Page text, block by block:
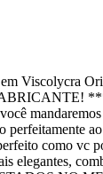
em
perfeitamente
como vc
elegantes,